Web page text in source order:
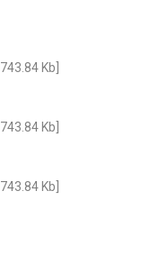
[743.84 Kb]
[743.84 Kb]
[743.84 Kb]